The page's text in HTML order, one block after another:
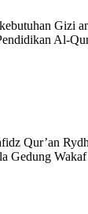
Gizi
Al-
Qur’an
Gedung